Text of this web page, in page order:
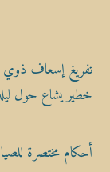
تفريغ إسعاف ذوي
خطير يشاع حول
أحكام مختصرة